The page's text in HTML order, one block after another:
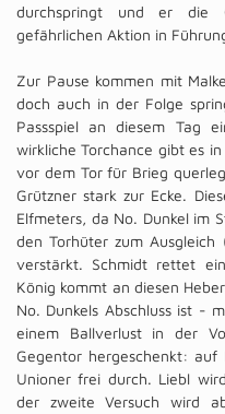
durchspringt und er die
gefährlichen Aktion in
Zur Pause kommen mit
doch auch in der Folge
Passspiel an diesem Tag
wirkliche Torchance gibt es
vor dem Tor für Brieg
Grützner stark zur Ecke.
Elfmeters, da No. Dunkel im
den Torhüter zum
verstärkt. Schmidt rettet
König kommt an diesen
No. Dunkels Abschluss ist -
einem Ballverlust in der
Gegentor hergeschenkt:
Unioner frei durch. Liebl
der zweite Versuch wird